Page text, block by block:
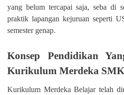
yang belum tercapai saja, seba di
praktik lapangan kejuruan seperti
semester genap.
Konsep Pendidikan
Kurikulum Merdeka SMK
Kurikulum Merdeka Belajar telah